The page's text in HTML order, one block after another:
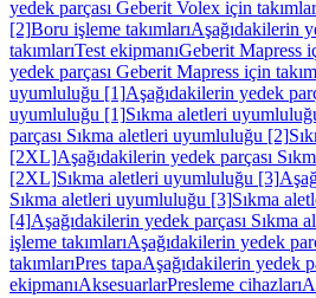
yedek parçası Geberit Volex için takımlar
[2]Boru işleme takımlarıAşağıdakilerin
takımlarıTest ekipmanıGeberit Mapress
yedek parçası Geberit Mapress için
uyumluluğu [1]Aşağıdakilerin yedek
uyumluluğu [1]Sıkma aletleri
parçası Sıkma aletleri uyumluluğu [2]
[2XL]Aşağıdakilerin yedek parçası
[2XL]Sıkma aletleri uyumluluğu [3]
Sıkma aletleri uyumluluğu [3]Sıkma
[4]Aşağıdakilerin yedek parçası Sıkma
işleme takımlarıAşağıdakilerin yedek
takımlarıPres tapaAşağıdakilerin yedek
ekipmanıAksesuarlarPresleme cihazları